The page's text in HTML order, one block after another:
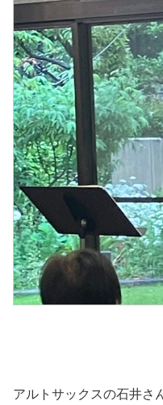
アルトサックスの石井